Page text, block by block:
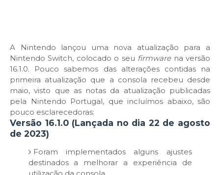
A Nintendo lançou uma nova atualização para a
Nintendo Switch, colocado o seu firmwarena versão
16.1.0. Pouco sabemos das alterações contidas na
primeira atualização que a consola recebeu desde
maio, visto que as notas da atualização publicadas
pela Nintendo Portugal, que incluímos abaixo, são
pouco esclarecedoras:
Versão 16.1.0 (Lançada no dia 22 de agosto
de 2023)
Foram implementados alguns ajustes
destinados a melhorar a experiência de